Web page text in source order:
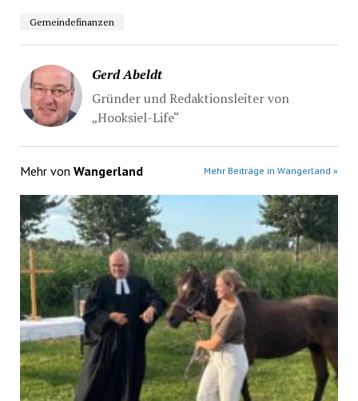
Gemeindefinanzen
Gerd Abeldt
Gründer und Redaktionsleiter von
„Hooksiel-Life“
Mehr von Wangerland Mehr Beiträge in Wangerland »